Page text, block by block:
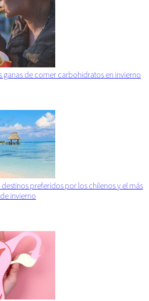
ganas de comer carbohidratos en invierno
destinos preferidos por los chilenos y el más
invierno